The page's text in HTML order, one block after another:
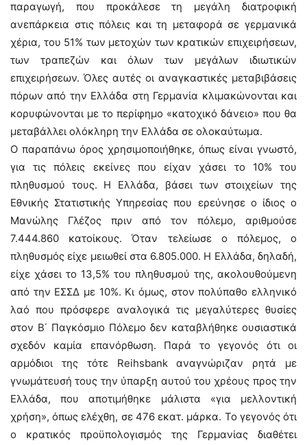
παραγωγή, που προκάλεσε τη μεγάλη διατροφική
ανεπάρκεια στις πόλεις και τη μεταφορά σε γερμανικά
χέρια, του 51% των μετοχών των κρατικών επιχειρήσεων,
των τραπεζών και όλων των μεγάλων ιδιωτικών
επιχειρήσεων. Όλες αυτές οι αναγκαστικές μεταβιβάσεις
πόρων από την Ελλάδα στη Γερμανία κλιμακώνονται και
κορυφώνονται με το περίφημο «κατοχικό δάνειο» που θα
μεταβάλλει ολόκληρη την Ελλάδα σε ολοκαύτωμα.
Ο παραπάνω όρος χρησιμοποιήθηκε, όπως είναι γνωστό,
για τις πόλεις εκείνες που είχαν χάσει το 10% του
πληθυσμού τους. Η Ελλάδα, βάσει των στοιχείων της
Εθνικής Στατιστικής Υπηρεσίας που ερεύνησε ο ίδιος ο
Μανώλης Γλέζος πριν από τον πόλεμο, αριθμούσε
7.444.860 κατοίκους. Όταν τελείωσε ο πόλεμος, ο
πληθυσμός είχε μειωθεί στα 6.805.000. Η Ελλάδα, δηλαδή,
είχε χάσει το 13,5% του πληθυσμού της, ακολουθούμενη
από την ΕΣΣΔ με 10%. Κι όμως, στον πολύπαθο ελληνικό
λαό που πρόσφερε αναλογικά τις μεγαλύτερες θυσίες
στον Β΄ Παγκόσμιο Πόλεμο δεν καταβλήθηκε ουσιαστικά
σχεδόν καμία επανόρθωση. Παρά το γεγονός ότι οι
αρμόδιοι της τότε Reihsbank αναγνώριζαν ρητά με
γνωμάτευσή τους την ύπαρξη αυτού του χρέους προς την
Ελλάδα, που αποτιμήθηκε μάλιστα «για μελλοντική
χρήση», όπως ελέχθη, σε 476 εκατ. μάρκα. Το γεγονός ότι
ο κρατικός προϋπολογισμός της Γερμανίας διαθέτει